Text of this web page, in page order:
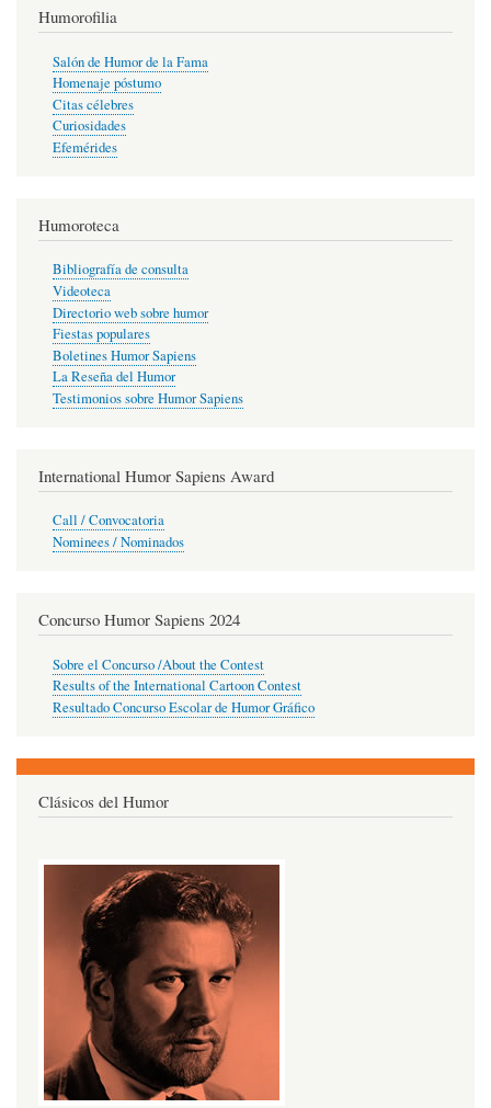
Humorofilia
Salón de Humor de la Fama
Homenaje póstumo
Citas célebres
Curiosidades
Efemérides
Humoroteca
Bibliografía de consulta
Videoteca
Directorio web sobre humor
Fiestas populares
Boletines Humor Sapiens
La Reseña del Humor
Testimonios sobre Humor Sapiens
International Humor Sapiens Award
Call / Convocatoria
Nominees / Nominados
Concurso Humor Sapiens 2024
Sobre el Concurso /About the Contest
Results of the International Cartoon Contest
Resultado Concurso Escolar de Humor Gráfico
Clásicos del Humor